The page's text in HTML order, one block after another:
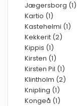
Jægersborg (1)
Kartio (1)
Kastehelmi (1)
Kekkerit (2)
Kippis (1)
Kirsten (1)
Kirsten Pil (1)
Klintholm (2)
Knipling (1)
Kongeå (1)